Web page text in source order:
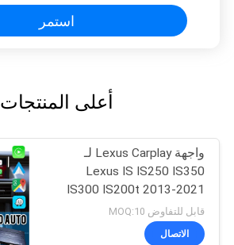
استمر
أعلى المنتجات
واجهة Lexus Carplay لـ
Lexus IS IS250 IS350
IS300 IS200t 2013-2021
قابل للتفاوض MOQ:10
الاتصال